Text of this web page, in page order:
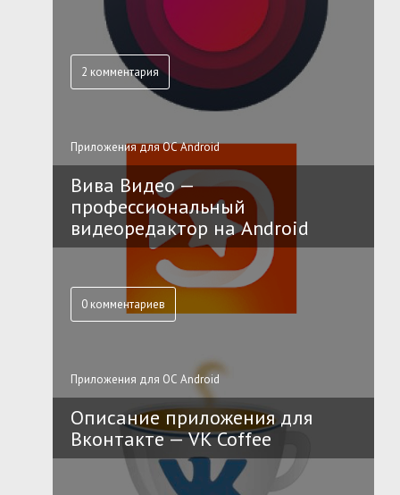
2 комментария
Приложения для ОС Android
Вива Видео —
профессиональный
видеоредактор на Android
0 комментариев
Приложения для ОС Android
Описание приложения для
Вконтакте — VK Coffee